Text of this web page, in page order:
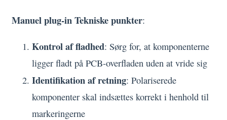
Manuel plug-in Tekniske punkter:
Kontrol af fladhed: Sørg for, at komponenterne
ligger fladt på PCB-overfladen uden at vride sig
Identifikation af retning: Polariserede
komponenter skal indsættes korrekt i henhold til
markeringerne